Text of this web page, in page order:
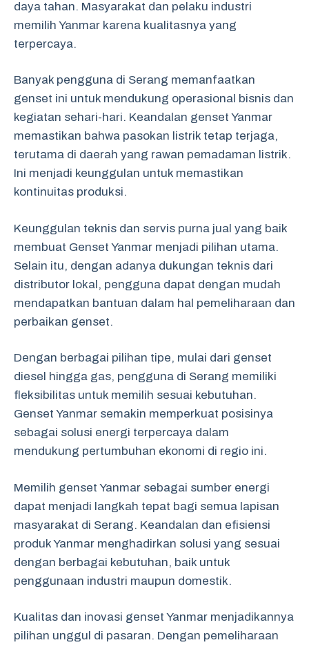
daya tahan. Masyarakat dan pelaku industri
memilih Yanmar karena kualitasnya yang
terpercaya.
Banyak pengguna di Serang memanfaatkan
genset ini untuk mendukung operasional bisnis dan
kegiatan sehari-hari. Keandalan genset Yanmar
memastikan bahwa pasokan listrik tetap terjaga,
terutama di daerah yang rawan pemadaman listrik.
Ini menjadi keunggulan untuk memastikan
kontinuitas produksi.
Keunggulan teknis dan servis purna jual yang baik
membuat Genset Yanmar menjadi pilihan utama.
Selain itu, dengan adanya dukungan teknis dari
distributor lokal, pengguna dapat dengan mudah
mendapatkan bantuan dalam hal pemeliharaan dan
perbaikan genset.
Dengan berbagai pilihan tipe, mulai dari genset
diesel hingga gas, pengguna di Serang memiliki
fleksibilitas untuk memilih sesuai kebutuhan.
Genset Yanmar semakin memperkuat posisinya
sebagai solusi energi terpercaya dalam
mendukung pertumbuhan ekonomi di regio ini.
Memilih genset Yanmar sebagai sumber energi
dapat menjadi langkah tepat bagi semua lapisan
masyarakat di Serang. Keandalan dan efisiensi
produk Yanmar menghadirkan solusi yang sesuai
dengan berbagai kebutuhan, baik untuk
penggunaan industri maupun domestik.
Kualitas dan inovasi genset Yanmar menjadikannya
pilihan unggul di pasaran. Dengan pemeliharaan